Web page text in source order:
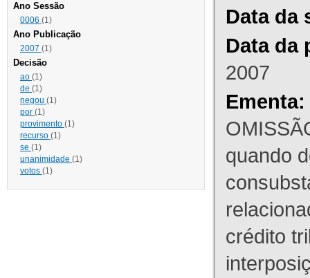
Ano Sessão
0006 (1)
Ano Publicação
2007 (1)
Decisão
ao (1)
de (1)
negou (1)
por (1)
provimento (1)
recurso (1)
se (1)
unanimidade (1)
votos (1)
Data da
Data da
2007
Ementa:
quando
crédito